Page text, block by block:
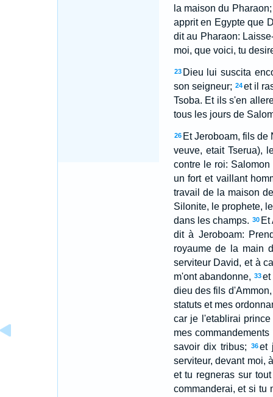
la maison du
apprit en Egypte que
dit au Pharaon:
moi, que voici, tu
23 Dieu lui suscita
son seigneur; 24 et il
Tsoba. Et ils s'en
tous les jours de
26 Et Jeroboam, fils de
veuve, etait Tserua),
contre le roi:
un fort et vaillant
travail de la maison
Silonite, le prophete,
dans les champs. 30 Et
dit à Jeroboam:
royaume de la main
serviteur David, et à
m'ont abandonne, 33et
dieu des fils
statuts et mes
car je l'etablirai
mes commandements
savoir dix tribus;
36et
serviteur, devant moi,
et tu regneras sur
commanderai, et si tu